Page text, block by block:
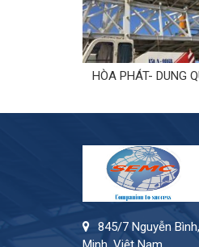
HÒA PHÁT- DUNG
845/7 Nguyễn